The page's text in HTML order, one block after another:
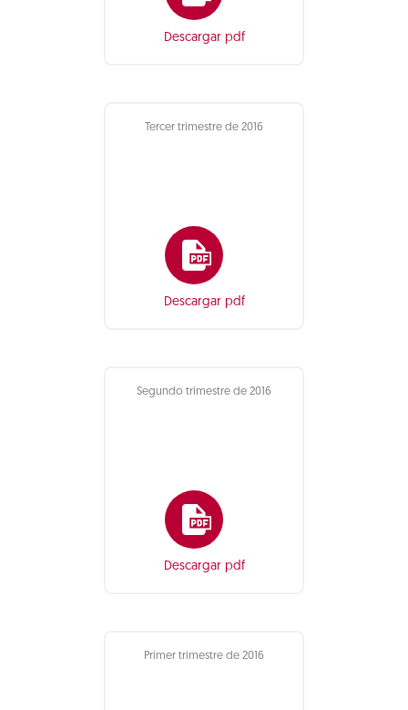
Descargar pdf
Tercer trimestre de 2016
Descargar pdf
Segundo trimestre de 2016
Descargar pdf
Primer trimestre de 2016